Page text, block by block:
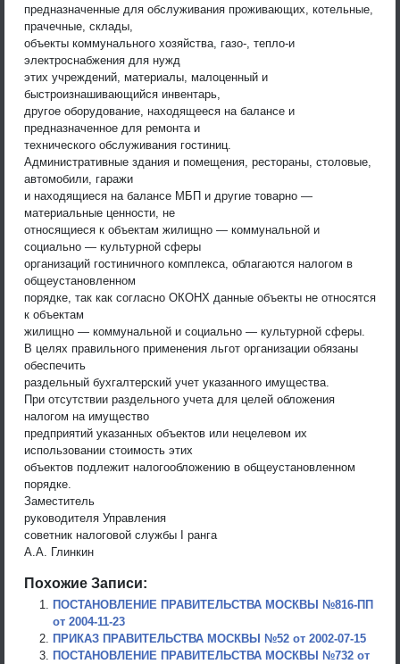
предназначенные для обслуживания проживающих, котельные,
прачечные, склады,
объекты коммунального хозяйства, газо-, тепло-и
электроснабжения для нужд
этих учреждений, материалы, малоценный и
быстроизнашивающийся инвентарь,
другое оборудование, находящееся на балансе и
предназначенное для ремонта и
технического обслуживания гостиниц.
Административные здания и помещения, рестораны, столовые,
автомобили, гаражи
и находящиеся на балансе МБП и другие товарно —
материальные ценности, не
относящиеся к объектам жилищно — коммунальной и
социально — культурной сферы
организаций гостиничного комплекса, облагаются налогом в
общеустановленном
порядке, так как согласно ОКОНХ данные объекты не относятся
к объектам
жилищно — коммунальной и социально — культурной сферы.
В целях правильного применения льгот организации обязаны
обеспечить
раздельный бухгалтерский учет указанного имущества.
При отсутствии раздельного учета для целей обложения
налогом на имущество
предприятий указанных объектов или нецелевом их
использовании стоимость этих
объектов подлежит налогообложению в общеустановленном
порядке.
Заместитель
руководителя Управления
советник налоговой службы I ранга
А.А. Глинкин
Похожие Записи:
ПОСТАНОВЛЕНИЕ ПРАВИТЕЛЬСТВА МОСКВЫ №816-ПП
от 2004-11-23
ПРИКАЗ ПРАВИТЕЛЬСТВА МОСКВЫ №52 от 2002-07-15
ПОСТАНОВЛЕНИЕ ПРАВИТЕЛЬСТВА МОСКВЫ №732 от